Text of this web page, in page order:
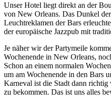
Unser Hotel liegt direkt an der
von New Orleans. Das Dunkel
Leuchtreklamen der Bars
der europäische Jazzpub mit
Je näher wir der Partymeile
Wochenende in New Orleans,
Schon an einem normalen
um am Wochenende in den Bars
Karneval ist die Stadt dann
zu bekommen. Das ist uns alles